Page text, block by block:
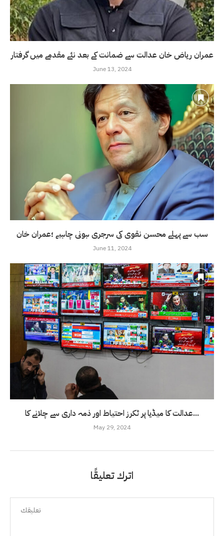
عمران ریاض خان عدالت سے ضمانت کے بعد نئے مقدمے میں گرفتار
June 13, 2024
سب سے پہلے محسن نقوی کی سرجری ہونی چاہیے ؛عمران خان
June 11, 2024
عدالت کا میڈیا پر ٹکرز احتیاط اور ذمہ داری سے چلانے کا...
May 29, 2024
اترك تعليقًا